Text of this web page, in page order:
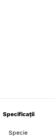
Specificații
Specie